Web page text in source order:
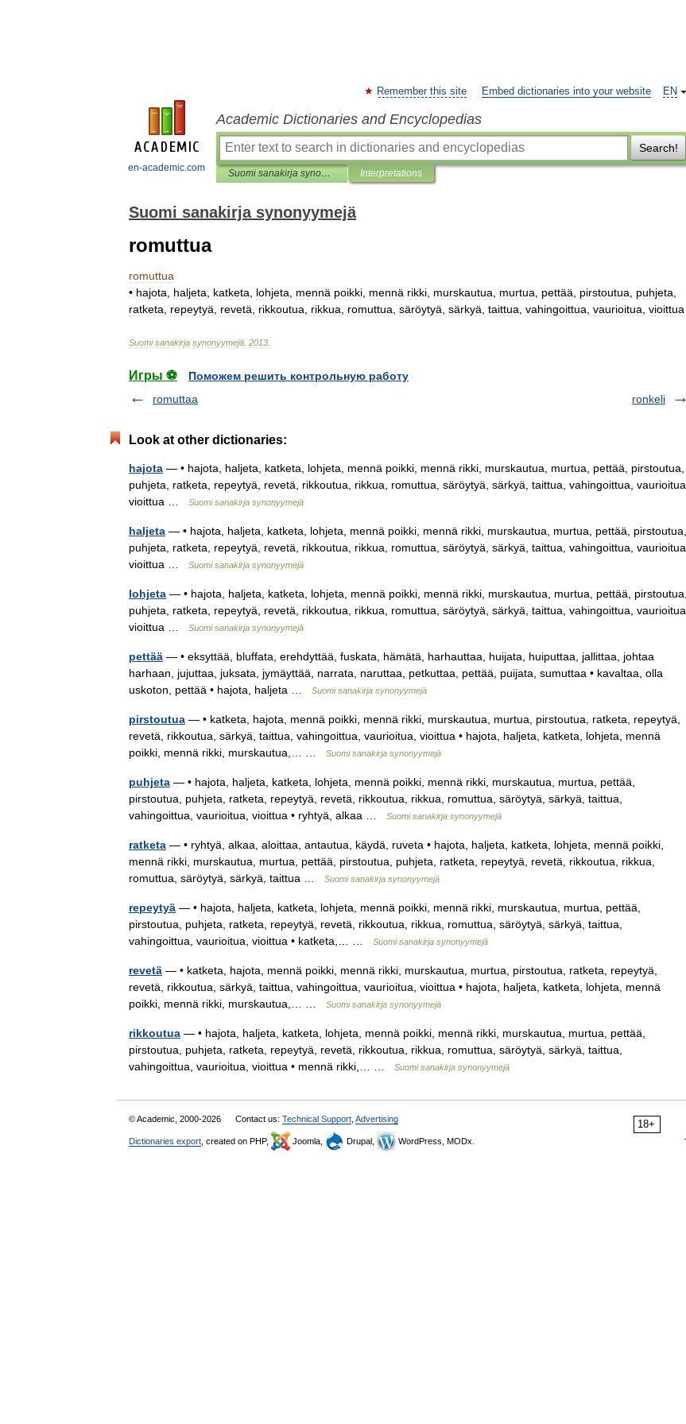
en-academic.com
EN
Remember this site Embed dictionaries into your website
Academic Dictionaries and Encyclopedias
Search!
Suomi sanakirja synonyymejä Interpretations
Suomi sanakirja synonyymejä
romuttua
romuttua
• hajota haljeta katketa lohjeta mennä poikki mennä rikki murskautua murtua pettää pirstoutua puhjeta
ratketa
repeytyä revetä rikkoutua rikkua romuttua säröytyä särkyä taittua vahingoittua vaurioitua vioittua
Suomi sanakirja synonyymejä 2013
Игры ⚽
Поможем решить контрольную работу
romuttaa
ronkeli
Look at other dictionaries:
hajota — • hajota, haljeta, katketa, lohjeta, mennä poikki, mennä rikki, murskautua, murtua, pettää, pirstoutua,
puhjeta, ratketa, repeytyä, revetä, rikkoutua, rikkua, romuttua, säröytyä, särkyä, taittua, vahingoittua, vaurioitua,
vioittua …
Suomi sanakirja synonyymejä
haljeta — • hajota, haljeta, katketa, lohjeta, mennä poikki, mennä rikki, murskautua, murtua, pettää, pirstoutua,
puhjeta, ratketa, repeytyä, revetä, rikkoutua, rikkua, romuttua, säröytyä, särkyä, taittua, vahingoittua, vaurioitua,
vioittua …
Suomi sanakirja synonyymejä
lohjeta — • hajota, haljeta, katketa, lohjeta, mennä poikki, mennä rikki, murskautua, murtua, pettää, pirstoutua,
puhjeta, ratketa, repeytyä, revetä, rikkoutua, rikkua, romuttua, säröytyä, särkyä, taittua, vahingoittua, vaurioitua,
vioittua …
Suomi sanakirja synonyymejä
pettää — • eksyttää, bluffata, erehdyttää, fuskata, hämätä, harhauttaa, huijata, huiputtaa, jallittaa, johtaa
harhaan, jujuttaa, juksata, jymäyttää, narrata, naruttaa, petkuttaa, pettää, puijata, sumuttaa • kavaltaa, olla
uskoton, pettää • hajota, haljeta …
Suomi sanakirja synonyymejä
pirstoutua — • katketa, hajota, mennä poikki, mennä rikki, murskautua, murtua, pirstoutua, ratketa, repeytyä,
revetä, rikkoutua, särkyä, taittua, vahingoittua, vaurioitua, vioittua • hajota, haljeta, katketa, lohjeta, mennä
poikki, mennä rikki, murskautua,… …
Suomi sanakirja synonyymejä
puhjeta — • hajota, haljeta, katketa, lohjeta, mennä poikki, mennä rikki, murskautua, murtua, pettää,
pirstoutua, puhjeta, ratketa, repeytyä, revetä, rikkoutua, rikkua, romuttua, säröytyä, särkyä, taittua,
vahingoittua, vaurioitua, vioittua • ryhtyä, alkaa …
Suomi sanakirja synonyymejä
ratketa — • ryhtyä, alkaa, aloittaa, antautua, käydä, ruveta • hajota, haljeta, katketa, lohjeta, mennä poikki,
mennä rikki, murskautua, murtua, pettää, pirstoutua, puhjeta, ratketa, repeytyä, revetä, rikkoutua, rikkua,
romuttua, säröytyä, särkyä, taittua …
Suomi sanakirja synonyymejä
repeytyä — • hajota, haljeta, katketa, lohjeta, mennä poikki, mennä rikki, murskautua, murtua, pettää,
pirstoutua, puhjeta, ratketa, repeytyä, revetä, rikkoutua, rikkua, romuttua, säröytyä, särkyä, taittua,
vahingoittua, vaurioitua, vioittua • katketa,… …
Suomi sanakirja synonyymejä
revetä — • katketa, hajota, mennä poikki, mennä rikki, murskautua, murtua, pirstoutua, ratketa, repeytyä,
revetä, rikkoutua, särkyä, taittua, vahingoittua, vaurioitua, vioittua • hajota, haljeta, katketa, lohjeta, mennä
poikki, mennä rikki, murskautua,… …
Suomi sanakirja synonyymejä
rikkoutua — • hajota, haljeta, katketa, lohjeta, mennä poikki, mennä rikki, murskautua, murtua, pettää,
pirstoutua, puhjeta, ratketa, repeytyä, revetä, rikkoutua, rikkua, romuttua, säröytyä, särkyä, taittua,
vahingoittua, vaurioitua, vioittua • mennä rikki,… …
Suomi sanakirja synonyymejä
18+
© Academic, 2000-2026 Contact us: Technical Support Advertising
Dictionaries export , created on PHP, Joomla, Drupal, WordPress, MODx.